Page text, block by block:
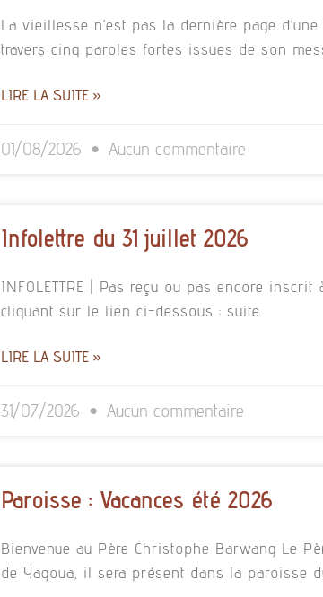
La vieillesse n’est pas la dernière page
travers cinq paroles fortes issues de son
LIRE LA SUITE »
01/08/2026 Aucun commentaire
Infolettre du 31 juillet 2026
INFOLETTRE | Pas reçu ou pas encore
cliquant sur le lien ci-dessous : suite
LIRE LA SUITE »
31/07/2026 Aucun commentaire
Paroisse : Vacances été 2026
Bienvenue au Père Christophe Barwang Le
de Yagoua, il sera présent dans la paroisse